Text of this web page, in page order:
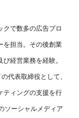
クで数多の広告プロ
を担当。その後創業
経営業務を経験。
代表取締役として、
ティングの支援を行
ソーシャルメディア